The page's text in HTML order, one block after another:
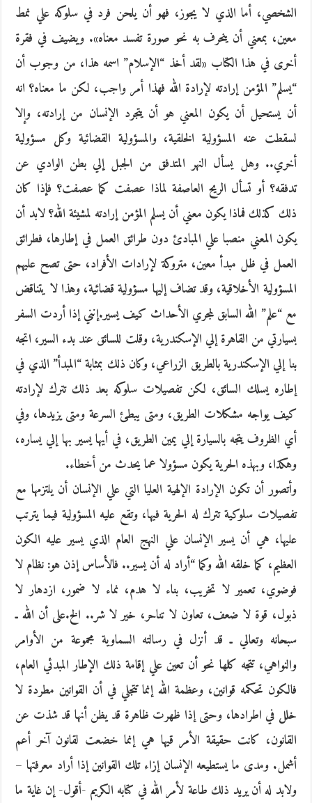
الشخصي، أما الذي لا يجوز، فهو أن يلحن فرد في سلوكه علي نمط
معين، بمعني أن ينحرف به نحو صورة تفسد معناه». ويضيف في فقرة
أخرى في هذا الكتاب «لقد أخذ “الإسلام” اسمه هذا، من وجوب أن
“يسلم” المؤمن إرادته لإرادة الله فهذا أمر واجب، لكن ما معناه؟ انه
أن يستحيل أن يكون المعني هو أن يتجرد الإنسان من إرادته، وإلا
لسقطت عنه المسؤولية الخلقية، والمسؤولية القضائية وكل مسؤولية
أخري.. وهل يسأل النهر المتدفق من الجبل إلي بطن الوادي عن
تدفقه؟ أو تسأل الريح العاصفة لماذا عصفت كما عصفت؟ فإذا كان
ذلك كذلك فماذا يكون معني أن يسلم المؤمن إرادته لمشيئة الله؟ لابد أن
يكون المعني منصبا علي المبادئ دون طرائق العمل في إطارها، فطرائق
العمل في ظل مبدأ معين، متروكة لإرادات الأفراد، حتى تصح عليهم
المسؤولية الأخلاقية، وقد تضاف إليها مسؤولية قضائية، وهذا لا يتناقض
مع “علم” الله السابق لمجري الأحداث كيف يسير.إنني إذا أردت السفر
بسيارتي من القاهرة إلي الإسكندرية، وقلت للسائق عند بدء السير، اتجه
بنا إلي الإسكندرية بالطريق الزراعي، وكان ذلك بمثابة “المبدأ” الذي في
إطاره يسلك السائق، لكن تفصيلات سلوكه بعد ذلك تترك لإرادته
كيف يواجه مشكلات الطريق، ومتى يبطئ السرعة ومتى يزيدها، وفي
أي الظروف يتجه بالسيارة إلي يمين الطريق، في أيها يسير بها إلي يساره،
وهكذا، وبهذه الحرية يكون مسؤولا عما يحدث من أخطاء.
وأتصور أن تكون الإرادة الإلهية العليا التي علي الإنسان أن يلتزمها مع
تفصيلات سلوكية تترك له الحرية فيها، وتقع عليه المسؤولية فيما يترتب
عليها، هي أن يسير الإنسان علي النهج العام الذي يسير عليه الكون
العظيم، كما خلقه الله وكما “أراد له أن يسير.. فالأساس إذن هو: نظام لا
فوضوي، تعمير لا تخريب، بناء لا هدم، نماء لا ضمور، ازدهار لا
ذبول، قوة لا ضعف، تعاون لا تناحر، خير لا شر.. الخ.على أن الله ـ
سبحانه وتعالي ـ قد أنزل في رسالته السماوية مجموعة من الأوامر
والنواهي، تتجه كلها نحو أن تعين علي إقامة ذلك الإطار المبدئي العام،
فالكون تحكمه قوانين، وعظمة الله إنما تتجلي في أن القوانين مطردة لا
خلل في اطرادها، وحتى إذا ظهرت ظاهرة قد يظن أنها قد شذت عن
القانون، كانت حقيقة الأمر قيها هي إنما خضعت لقانون آخر أعم
أشمل. ومدى ما يستطيعه الإنسان إزاء تلك القوانين إذا أراد معرفتها –
ولابد له أن يريد ذلك طاعة لأمر الله في كتابه الكريم -أقول- إن غاية ما